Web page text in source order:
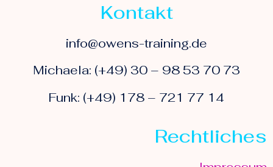
Kontakt
info@owens-training.de
Michaela: (+49) 30 – 98 53 70 73
Funk: (+49) 178 – 721 77 14
Rechtliches